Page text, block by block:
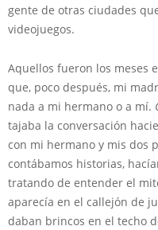
gente de otras ciudades
videojuegos.
Aquellos fueron los meses
que, poco después, mi
nada a mi hermano o a mí.
tajaba la conversación
con mi hermano y mis dos
contábamos historias,
tratando de entender el
aparecía en el callejón de
daban brincos en el techo